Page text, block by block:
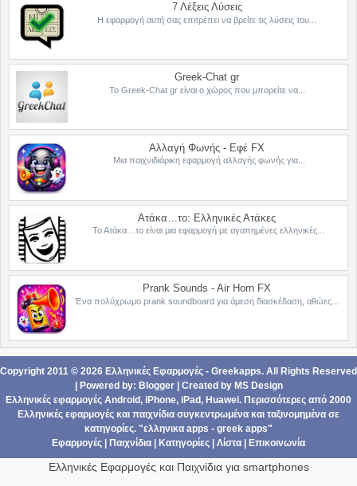
7 Λέξεις Λύσεις
Η εφαρμογή αυτή σας επιτρέπει να βρείτε τις λύσεις του...
Greek-Chat gr
Το Greek-Chat gr είναι ο χώρος που μπορείτε να...
Αλλαγή Φωνής - Εφέ FX
Μια παιχνιδιάρικη εφαρμογή αλλαγής φωνής για...
Ατάκα…το: Ελληνικές Ατάκες
Το Ατάκα…το είναι μια εφαρμογή με αγαπημένες ελληνικές...
Prank Sounds - Air Horn FX
Ένα πολύχρωμο prank soundboard για άμεση διασκέδαση, αθώες...
Copyright 2011 © 2026 Ελληνικές Εφαρμογές - Greekapps. All Rights Reserved
| Powered by: Blogger| Created by MS Design
Ελληνικές εφαρμογές Android, iPhone, iPad, Ηuawei. Περισσότερες από 2000
Ελληνικές εφαρμογές και παιχνίδια συγκεντρωμένα και ταξινομημένα σε
κατηγορίες. "ελληνικα apps - greek apps"
Εφαρμογές
Παιχνίδια Κατηγορίες Λίστα Επικοινωνία
Ελληνικές Εφαρμογές και Παιχνίδια για smartphones